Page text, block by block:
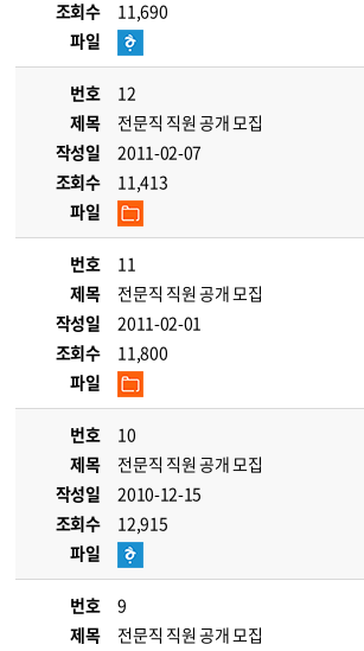
조회수
11,690
파일
번호
12
제목
전문직 직원 공개 모집
작성일
2011-02-07
조회수
11,413
파일
번호
11
제목
전문직 직원 공개 모집
작성일
2011-02-01
조회수
11,800
파일
번호
10
제목
전문직 직원 공개 모집
작성일
2010-12-15
조회수
12,915
파일
번호
9
제목
전문직 직원 공개 모집